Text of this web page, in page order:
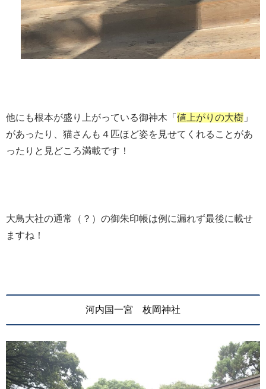
他にも根本が盛り上がっている御神木「 値上がりの大樹 」
があったり、猫さんも４匹ほど姿を見せてくれることがあ
ったりと見どころ満載です！
大鳥大社の通常（？）の御朱印帳は例に漏れず最後に載せ
ますね！
河内国一宮 枚岡神社